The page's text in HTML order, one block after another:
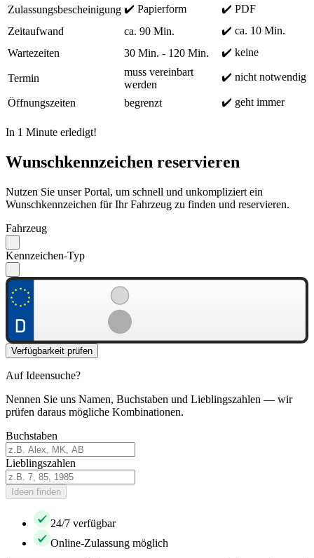
Zulassungsbescheinigung ✔️ Papierform
✔️ PDF
Zeitaufwand
ca. 90 Min.
✔️ ca. 10 Min.
Wartezeiten
30 Min. - 120 Min. ✔️ keine
Termin
muss vereinbart
werden
✔️ nicht notwendig
Öffnungszeiten begrenzt ✔️ geht immer
In 1 Minute erledigt!
Wunschkennzeichen reservieren
Nutzen Sie unser Portal, um schnell und unkompliziert ein
Wunschkennzeichen für Ihr Fahrzeug zu finden und reservieren.
Fahrzeug
Kennzeichen-Typ
Verfügbarkeit prüfen
Auf Ideensuche?
Nennen Sie uns Namen, Buchstaben und Lieblingszahlen — wir
prüfen daraus mögliche Kombinationen.
Buchstaben
Lieblingszahlen
Ideen finden
24/7 verfügbar
Online-Zulassung möglich